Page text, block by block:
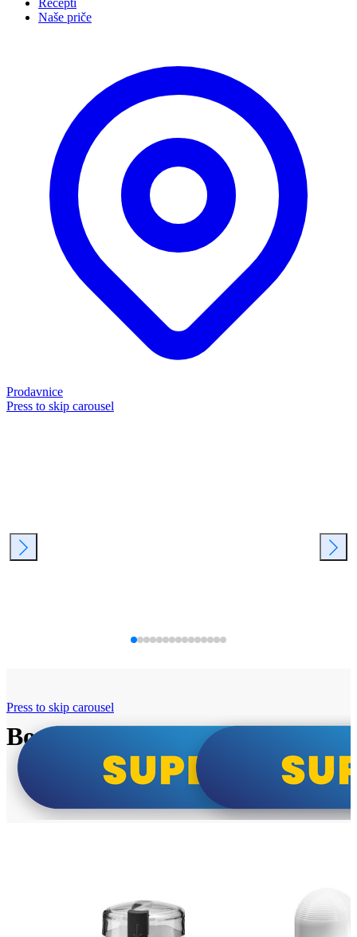
Recepti
Naše priče
Prodavnice
Press to skip carousel
Bosch super cene
Press to skip carousel